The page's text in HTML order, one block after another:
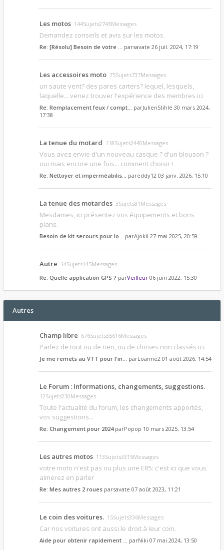
Les motos 144Sujets2743Messages
Demandez conseils et avis sur les motos.
Re: [Résolu] Besoin de votre … parsavate 26 juil. 2024, 17:19
Les accessoires moto 75Sujets737Messages
un saute vent? des pares carters? lequel, lesquels,
laquelle... venez trouver l'expérience des membres ici
Re: Remplacement feux / compt… parJulienStihlé 30 mars 2024,
17:38
La tenue du motard 118Sujets2440Messages
Vous avez envie d'un nouveau casque ? d'un blouson ?
oui mais encore une fois... comment choisir !
Re: Nettoyer et imperméabilis… pareddy12 03 janv. 2026, 15:10
La tenue des motardes 3Sujets81Messages
Mesdames, ici présentez vos équipements et bons
plans.
Besoin de kit secours pour lo… parAjokil 27 mai 2025, 20:59
Autre 14Sujets145Messages
Re: Quelle application GPS ? parVeilleur 06 juin 2022, 15:30
Autres
Champ libre 676Sujets35616Messages
Parlez de tout ou de rien, ou de choses non classés ici.
Je me remets au VTT pour l'in… parLoanne2 01 août 2026, 14:54
Le Forum : Informations, changements, suggestions.
12Sujets230Messages
Toute l'actualité du forum, les changements apportés,
vos suggestions...
Re: Changement pour 2024parPopop 10 mars 2025, 13:54
Les autres motos 113Sujets3315Messages
votre moto n'est pas ou plus une ER5: c'est ici que vous
aimerez en parler
Re: Mes autres 2 roues parsavate 07 août 2023, 11:21
Le coin des voitures. 15Sujets336Messages
Car nos voitures ont aussi le droit à leur coin.
Aide pour obtenir rapidement … parNiki 07 mai 2024, 13:50